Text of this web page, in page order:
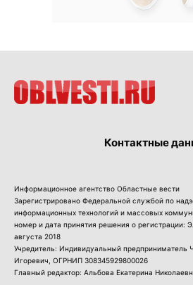
Контактные
Информационное агентство Областные вести
Зарегистрировано Федеральной службой по
информационных технологий и массовых
номер и дата принятия решения о регистрации:
августа 2018
Учредитель: Индивидуальный предприниматель
Игоревич, ОГРНИП 308345929800026
Главный редактор: Альбова Екатерина